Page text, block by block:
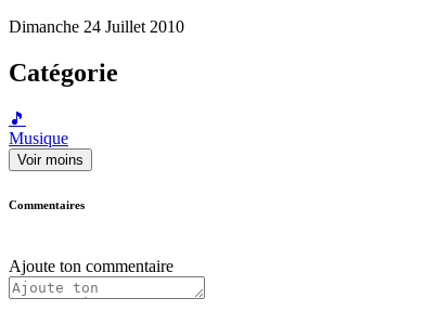
Dimanche 24 Juillet 2010
Catégorie
🎵
Musique
Voir moins
Commentaires
Ajoute ton commentaire